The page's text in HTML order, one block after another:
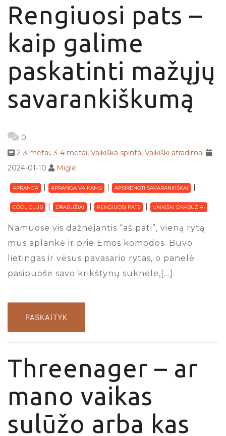
Rengiuosi pats –
kaip galime
paskatinti mažųjų
savarankiškumą
0
2-3 metai, 3-4 metai, Vaikiška spinta, Vaikiški atradimai
2024-01-10
Migle
APRANGA APRANGA VAIKAMS APSIRENGTI SAVARANKIŠKAI
COOL CLUB DRABUŽIAI RENGIUOSI PATS VAIKIŠKI DRABUŽIAI
Namuose vis dažnėjantis “aš pati”, vieną rytą
mus aplankė ir prie Emos komodos. Buvo
lietingas ir vėsus pavasario rytas, o panelė
pasipuošė savo krikštynų suknele,[…]
PASKAITYK
Threenager – ar
mano vaikas
sulūžo arba kas